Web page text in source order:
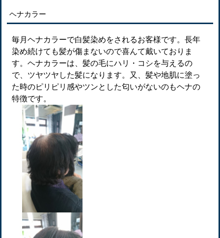
ヘナカラー
毎月ヘナカラーで白髪染めをされるお客様です。長年
染め続けても髪が傷まないので喜んて戴いておりま
す。ヘナカラーは、髪の毛にハリ・コシを与えるの
で、ツヤツヤした髪になります。又、髪や地肌に塗っ
た時のピリピリ感やツンとした匂いがないのもヘナの
特徴です。